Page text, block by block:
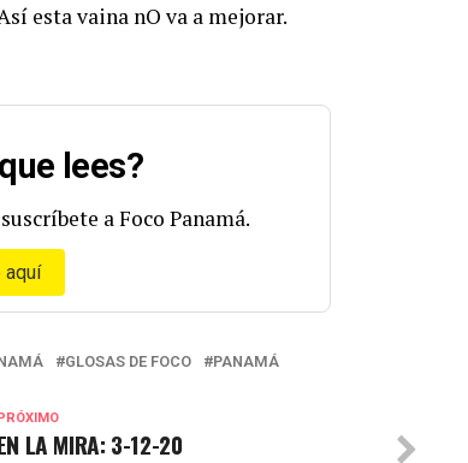
esta vaina nO va a mejorar.
lees?
a Foco Panamá.
aquí
GLOSAS DE FOCO PANAMÁ
LA MIRA: 3-12-20